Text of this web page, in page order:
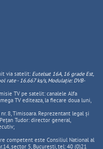
via satelit: Eutelsat 16A, 16 grade Est,
rate - 16.667 ks/s, Modulație: DVB-
TV pe satelit: canalele Alfa
TV editeaza, la fiecare doua luni,
8, Timisoara. Reprezentant legal și
Tudor: director general,
competent este Consiliul National al
sector 5, Bucuresti, tel: 40 (0)21